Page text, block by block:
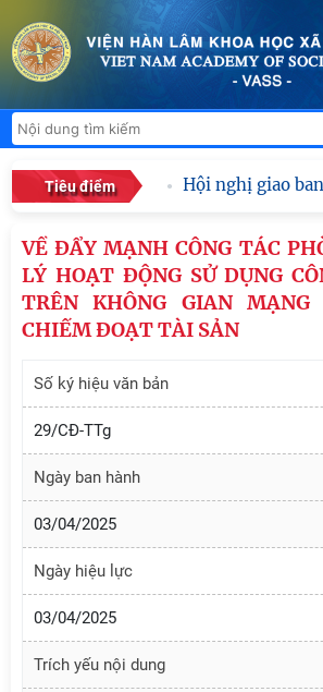
Tiêu điểm Hội nghị giao ban
VỀ ĐẨY MẠNH CÔNG TÁC
LÝ HOẠT ĐỘNG SỬ DỤNG
TRÊN KHÔNG GIAN
CHIẾM ĐOẠT TÀI SẢN
Số ký hiệu văn bản
29/CĐ-TTg
Ngày ban hành
03/04/2025
Ngày hiệu lực
03/04/2025
Trích yếu nội dung